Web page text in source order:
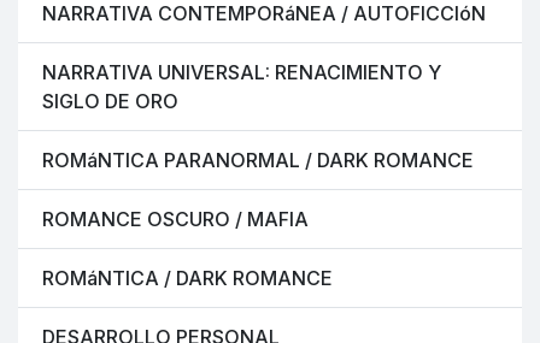
NARRATIVA CONTEMPORáNEA / AUTOFICCIóN
NARRATIVA UNIVERSAL: RENACIMIENTO Y
SIGLO DE ORO
ROMáNTICA PARANORMAL / DARK ROMANCE
ROMANCE OSCURO / MAFIA
ROMáNTICA / DARK ROMANCE
DESARROLLO PERSONAL